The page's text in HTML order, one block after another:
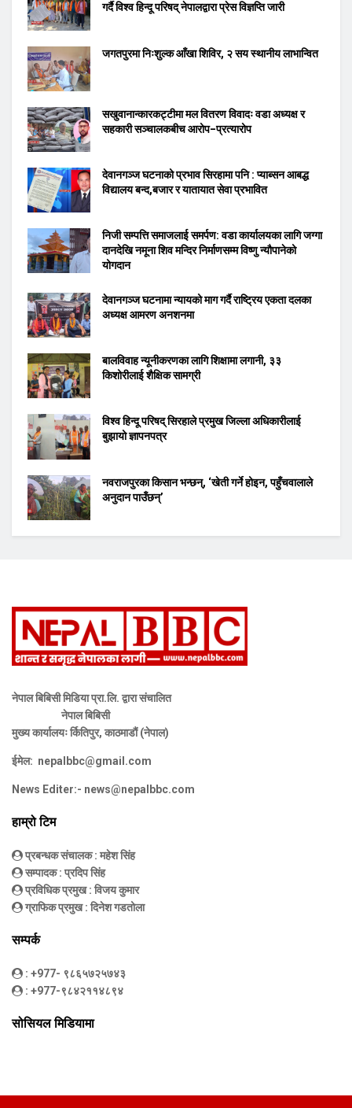
गर्दै विश्व हिन्दू परिषद् नेपालद्वारा प्रेस विज्ञप्ति जारी
जगतपुरमा निःशुल्क आँखा शिविर, २ सय स्थानीय लाभान्वित
सखुवानान्कारकट्टीमा मल वितरण विवादः वडा अध्यक्ष र
सहकारी सञ्चालकबीच आरोप–प्रत्यारोप
देवानगञ्ज घटनाको प्रभाव सिरहामा पनि : प्याब्सन आबद्ध
विद्यालय बन्द,बजार र यातायात सेवा प्रभावित
निजी सम्पत्ति समाजलाई समर्पण: वडा कार्यालयका लागि जग्गा
दानदेखि नमूना शिव मन्दिर निर्माणसम्म विष्णु न्यौपानेको
योगदान
देवानगञ्ज घटनामा न्यायको माग गर्दै राष्ट्रिय एकता दलका
अध्यक्ष आमरण अनशनमा
बालविवाह न्यूनीकरणका लागि शिक्षामा लगानी, ३३
किशोरीलाई शैक्षिक सामग्री
विश्व हिन्दू परिषद् सिरहाले प्रमुख जिल्ला अधिकारीलाई
बुझायो ज्ञापनपत्र
नवराजपुरका किसान भन्छन्, ‘खेती गर्ने होइन, पहुँचवालाले
अनुदान पाउँछन्’
नेपाल बिबिसी मिडिया प्रा.लि. द्वारा संचालित
नेपाल बिबिसी
मुख्य कार्यालयः र्कितिपुर, काठमाडौं (नेपाल)
ईमेल: nepalbbc@gmail.com
News Editer:- news@nepalbbc.com
हाम्रो टिम
प्रबन्धक संचालक: महेश सिंह
सम्पादक: प्रदिप सिंह
प्रविधिक प्रमुख: विजय कुमार
ग्राफिक प्रमुख: दिनेश गडतोला
सम्पर्क
: +977- ९८६५७२५७४३
: +977-९८४२११४८९४
सोसियल मिडियामा